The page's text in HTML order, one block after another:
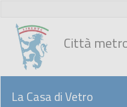
Città
La Casa di Vetro